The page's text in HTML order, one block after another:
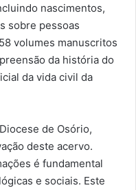
nascimentos,
sobre pessoas
volumes manuscritos
da história do
da vida civil da
de Osório,
deste acervo.
é fundamental
e sociais. Este